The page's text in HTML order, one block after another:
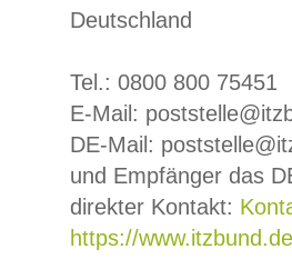
Deutschland
Tel.: 0800 800 75451
E-Mail:
DE-Mail:
und Empfänger das
direkter Kontakt:
https://